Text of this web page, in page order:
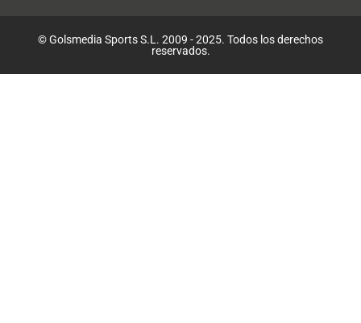
© Golsmedia Sports S.L. 2009 - 2025. Todos los derechos
reservados.